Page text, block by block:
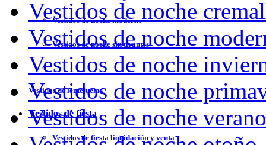
Vestidos de noche moderno
Vestidos de noche sin tirantes
Vestidos de lentejuelas
Vestidos de fiesta
Vestidos de fiesta liquidación y venta
Vestidos de noche
Vestidos de noche
Vestidos de noche
Vestidos de noche
Vestidos de noche verano